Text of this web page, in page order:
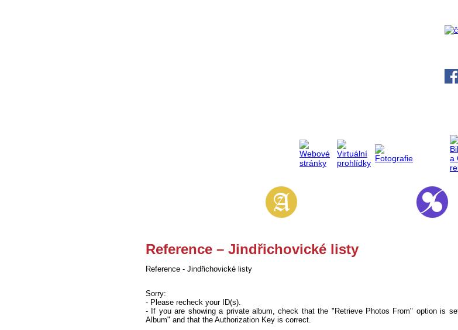
Reference – Jindřichovické listy
Reference - Jindřichovické listy
Sorry:
- Please recheck your ID(s).
- If you are showing a private album, check that the "Retrieve Photos From" option is
Album" and that the Authorization Key is correct.